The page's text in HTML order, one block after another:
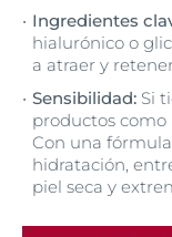
Ingredientes
hialurónico o
a atraer y
Sensibilidad: Si
productos como
Con una
hidratación,
piel seca y